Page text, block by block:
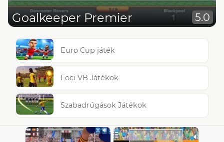
Goalkeeper Premier 5.0
Euro Cup játék
Foci VB Játékok
Szabadrúgások Játékok